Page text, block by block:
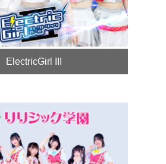
ElectricGirl III